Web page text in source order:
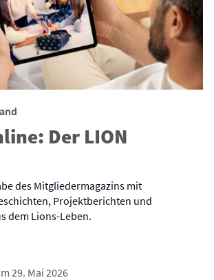
Der LION
des Mitgliedermagazins mit
Projektberichten und
dem Lions-Leben.
29. Mai 2026